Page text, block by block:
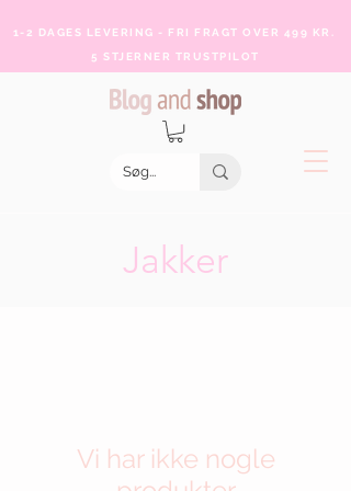
1-2 DAGES LEVERING - FRI FRAGT OVER 499 KR.
5 STJERNER TRUSTPILOT
Jakker
Vi har ikke nogle